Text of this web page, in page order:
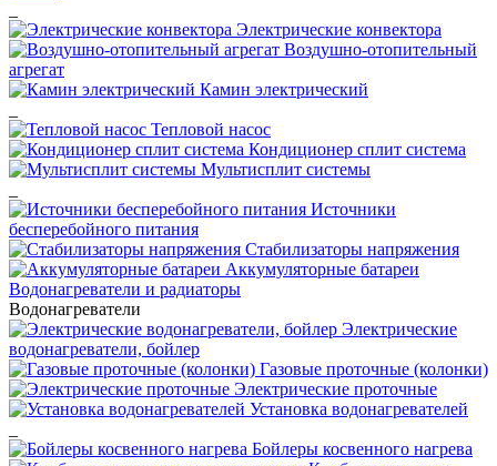
Электрические конвектора
Воздушно-отопительный
агрегат
Камин электрический
Тепловой насос
Кондиционер сплит система
Мультисплит системы
Источники
бесперебойного питания
Стабилизаторы напряжения
Аккумуляторные батареи
Водонагреватели и радиаторы
Водонагреватели
Электрические
водонагреватели, бойлер
Газовые проточные (колонки)
Электрические проточные
Установка водонагревателей
Бойлеры косвенного нагрева